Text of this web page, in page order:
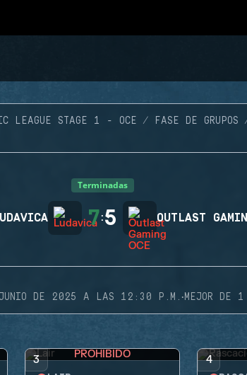
LEAGUE STAGE 1 - OCE FASE DE GRUPOS
Terminadas
7:5 OUTLAST
DE 2025 A LAS 12:30 P.M. ·MEJOR DE 1
3 PROHIBIDO 4